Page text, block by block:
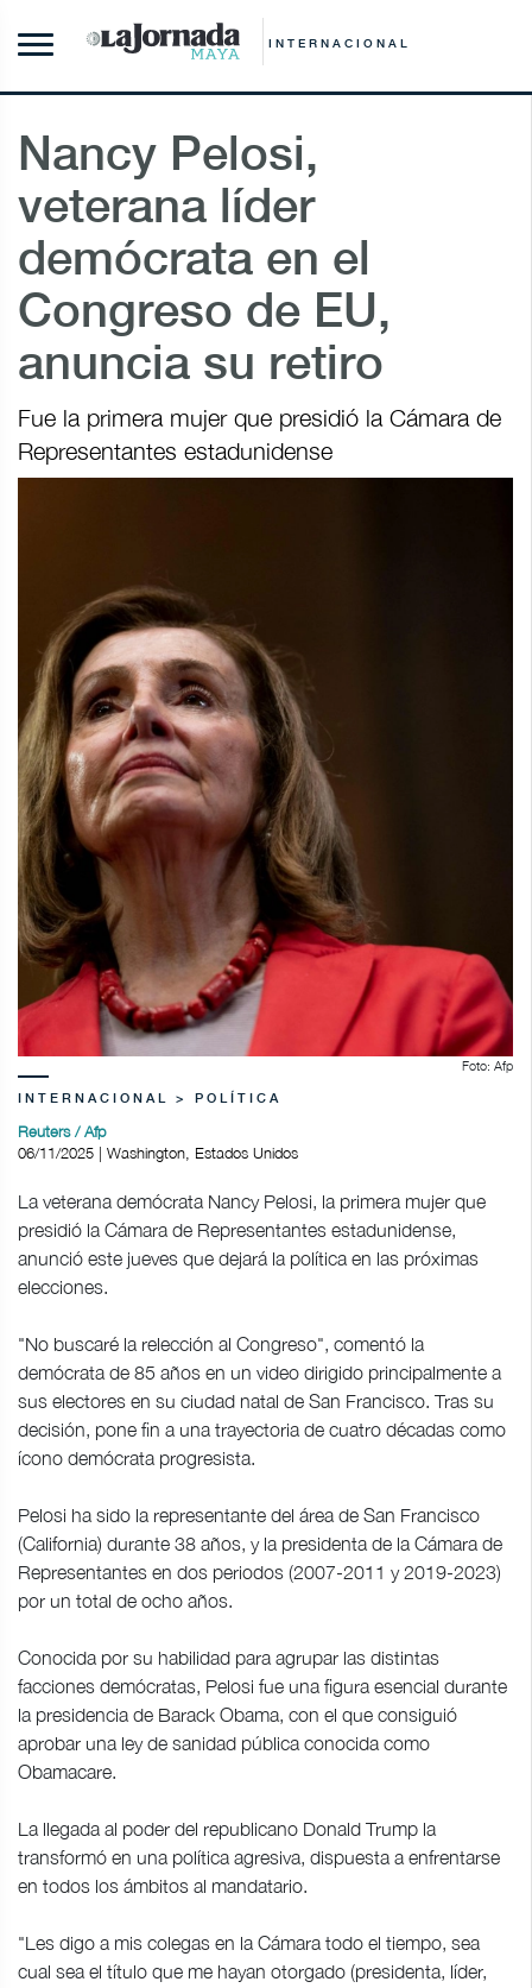
INTERNACIONAL
Nancy Pelosi,
veterana líder
demócrata en el
Congreso de EU,
anuncia su retiro
Fue la primera mujer que presidió la Cámara de
Representantes estadunidense
Foto: Afp
INTERNACIONAL > POLÍTICA
Reuters / Afp
06/11/2025 | Washington, Estados Unidos
La veterana demócrata Nancy Pelosi, la primera mujer que
presidió la Cámara de Representantes estadunidense,
anunció este jueves que dejará la política en las próximas
elecciones.
"No buscaré la relección al Congreso", comentó la
demócrata de 85 años en un video dirigido principalmente a
sus electores en su ciudad natal de San Francisco. Tras su
decisión, pone fin a una trayectoria de cuatro décadas como
ícono demócrata progresista.
Pelosi ha sido la representante del área de San Francisco
(California) durante 38 años, y la presidenta de la Cámara de
Representantes en dos periodos (2007-2011 y 2019-2023)
por un total de ocho años.
Conocida por su habilidad para agrupar las distintas
facciones demócratas, Pelosi fue una figura esencial durante
la presidencia de Barack Obama, con el que consiguió
aprobar una ley de sanidad pública conocida como
Obamacare.
La llegada al poder del republicano Donald Trump la
transformó en una política agresiva, dispuesta a enfrentarse
en todos los ámbitos al mandatario.
"Les digo a mis colegas en la Cámara todo el tiempo, sea
cual sea el título que me hayan otorgado (presidenta, líder,